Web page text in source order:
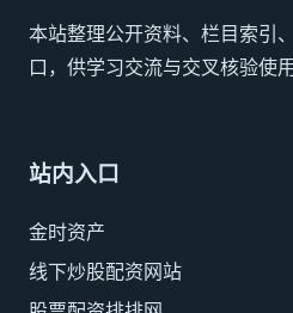
本站整理公开资料、栏目索引
口，供学习交流与交叉核验使用
站内入口
金时资产
线下炒股配资网站